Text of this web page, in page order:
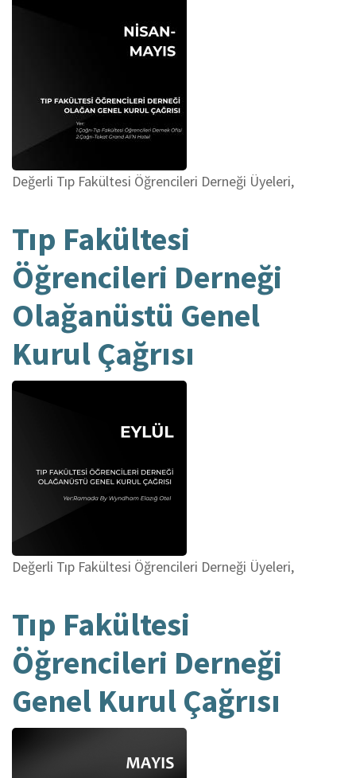
Değerli Tıp Fakültesi Öğrencileri Derneği Üyeleri,
Tıp Fakültesi
Öğrencileri Derneği
Olağanüstü Genel
Kurul Çağrısı
Değerli Tıp Fakültesi Öğrencileri Derneği Üyeleri,
Tıp Fakültesi
Öğrencileri Derneği
Genel Kurul Çağrısı